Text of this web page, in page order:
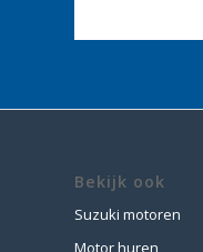
Bekijk ook
Suzuki motoren